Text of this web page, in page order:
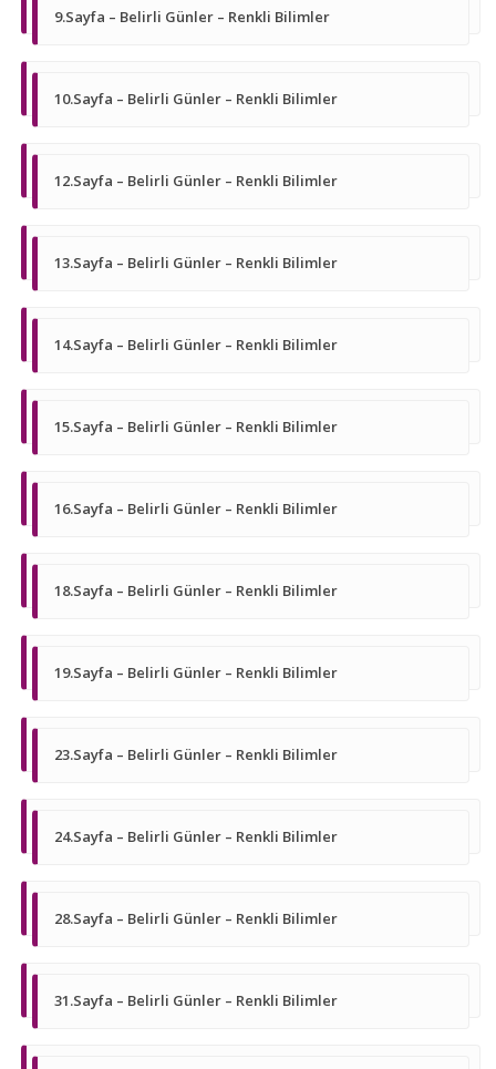
9.Sayfa – Belirli Günler – Renkli Bilimler
10.Sayfa – Belirli Günler – Renkli Bilimler
12.Sayfa – Belirli Günler – Renkli Bilimler
13.Sayfa – Belirli Günler – Renkli Bilimler
14.Sayfa – Belirli Günler – Renkli Bilimler
15.Sayfa – Belirli Günler – Renkli Bilimler
16.Sayfa – Belirli Günler – Renkli Bilimler
18.Sayfa – Belirli Günler – Renkli Bilimler
19.Sayfa – Belirli Günler – Renkli Bilimler
23.Sayfa – Belirli Günler – Renkli Bilimler
24.Sayfa – Belirli Günler – Renkli Bilimler
28.Sayfa – Belirli Günler – Renkli Bilimler
31.Sayfa – Belirli Günler – Renkli Bilimler